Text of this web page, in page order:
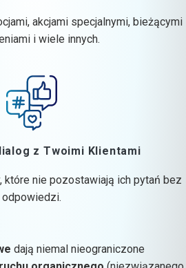
akcjami specjalnymi, bieżącymi
i wiele innych.
z Twoimi Klientami
które nie pozostawiają ich pytań bez
odpowiedzi.
dają niemal nieograniczone